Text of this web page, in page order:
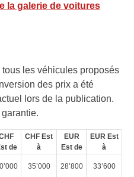
la galerie de voitures
les véhicules proposés
des prix a été
lors de la publication.
de
CHF Est
à
EUR
Est de
EUR Est
à
35’000 28’800 33’600